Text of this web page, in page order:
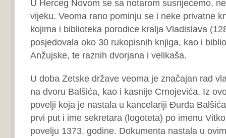
U Herceg Novom se sa notarom susrijećemo,
vijeku. Veoma rano pominju se i neke privatne
kojima i biblioteka porodice kralja Vladislava
posjedovala oko 30 rukopisnih knjiga, kao i
Anžujske, te raznih dvorjana i velikaša.
U doba Zetske države veoma je značajan rad
na dvoru Balšića, kao i kasnije Crnojevića. Iz
povelji koja je nastala u kancelariji Đurđa
prvi put i ime sekretara (logoteta) po imenu
povelju 1373. godine. Dokumenta nastala u